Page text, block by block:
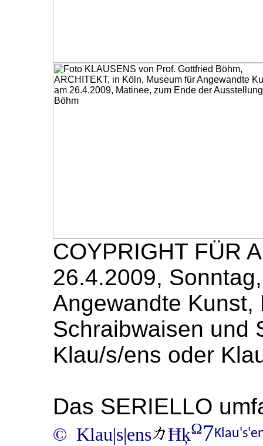
COYPRIGHT FÜR
26.4.2009,
Angewandte Kunst,
Schraibwaisen und
Klau/s/ens oder
Das SERIELLO
© Klau|s|ens ĦķΩ7